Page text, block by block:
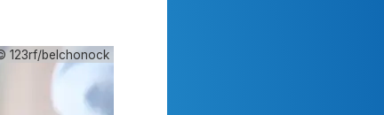
123rf/belchonock